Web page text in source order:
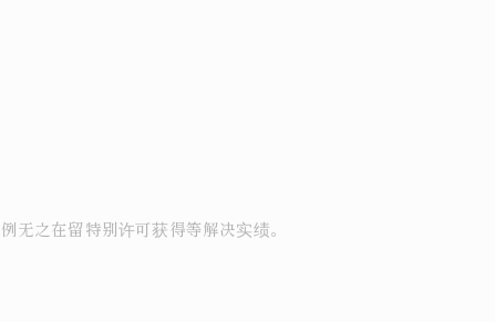
之在留特别许可获得等解决实绩。